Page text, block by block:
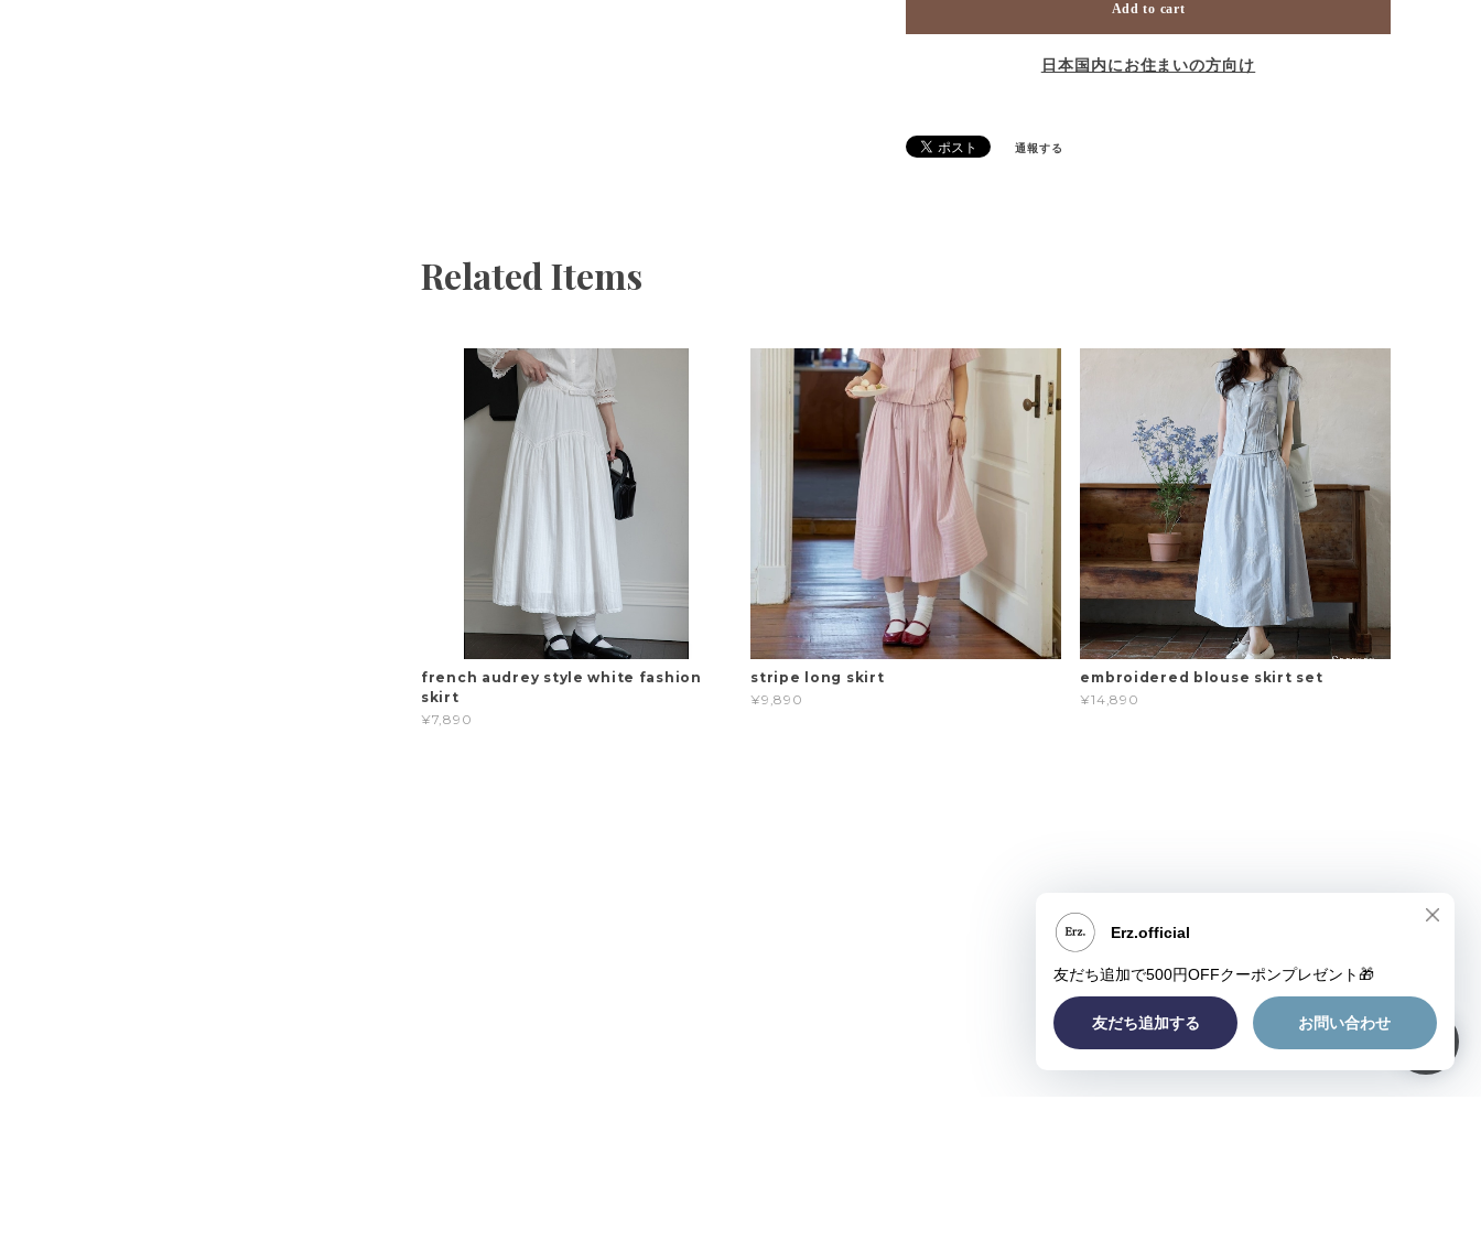
Add to cart
日本国内にお住まいの方向け
通報する
Related Items
french audrey style white fashion
skirt
¥7,890
stripe long skirt
¥9,890
embroidered blouse skirt set
¥14,890